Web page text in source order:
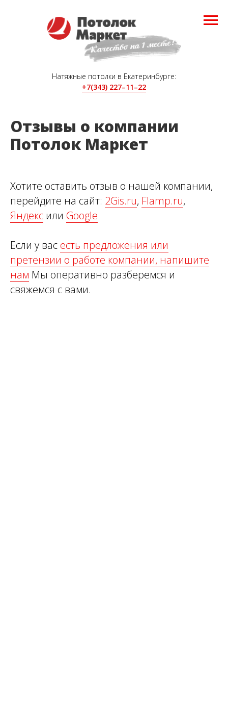
Натяжные потолки в Екатеринбурге:
+7(343) 227–11–22
Отзывы о компании
Потолок Маркет
Хотите оставить отзыв о нашей компании,
перейдите на сайт: 2Gis.ru, Flamp.ru,
Яндекс или Google
Если у вас есть предложения или
претензии о работе компании, напишите
нам Мы оперативно разберемся и
свяжемся с вами.